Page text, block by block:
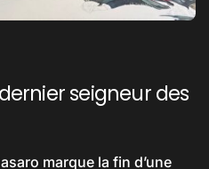
seigneur des